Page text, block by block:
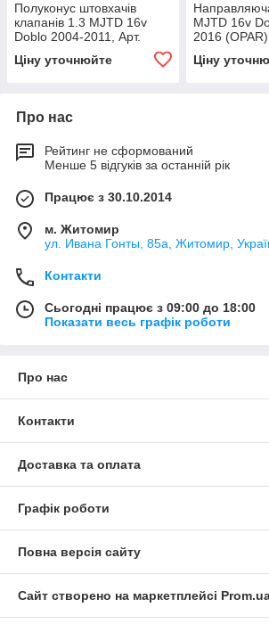
Полуконус штовхачів
клапанів 1.3 MJTD 16v
Doblo 2004-2011, Арт.
14194670, 14194670, FIAT
Ціну уточнюйте
MJTD 16v
2016
46816601,
Ціну
Про нас
Рейтинг не сформований
Менше 5 відгуків за останній рік
Працює з 30.10.2014
м. Житомир
ул. Ивана Гонты, 85а, Житомир,
Контакти
Сьогодні працює з 09:00 до 18:00
Показати весь графік роботи
Про нас
Контакти
Доставка та оплата
Графік роботи
Повна версія сайту
Сайт створено на маркетплейсі